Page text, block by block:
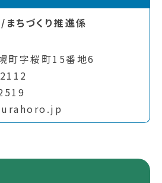
まちづくり推進係
町字桜町15番地6